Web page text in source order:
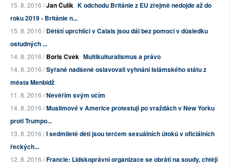
15. 8. 2016 /Jan Čulík K odchodu Británie z EU zřejmě nedojde až do
roku 2019 - Británie n...
15. 8. 2016 /Dětští uprchlíci v Calais jsou dál bez pomoci v důsledku
ostudných ...
14. 8. 2016 /Boris Cvek Multikulturalismus a právo
14. 8. 2016 /Syřané nadšeně oslavovali vyhnání Islámského státu z
města Menbidž
11. 8. 2016 /Nevěřím svým očím
14. 8. 2016 /Muslimové v Americe protestují po vraždách v New Yorku
proti Trumpo...
13. 8. 2016 /I sedmileté děti jsou terčem sexuálních útoků v oficiálních
řeckých...
12. 8. 2016 /Francie: Lidskoprávní organizace se obrátí na soudy, chtějí